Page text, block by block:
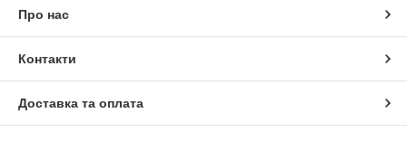
Про нас
Контакти
Доставка та оплата